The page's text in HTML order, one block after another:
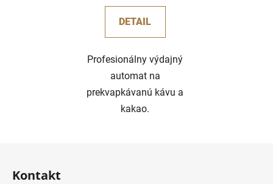
DETAIL
Profesionálny výdajný
automat na
prekvapkávanú kávu a
kakao.
Kontakt